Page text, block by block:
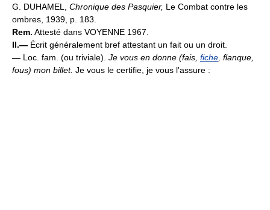
G. DUHAMEL, Chronique des Pasquier, Le Combat contre les
ombres, 1939, p. 183.
Rem. Attesté dans VOYENNE 1967.
II.— Écrit généralement bref attestant un fait ou un droit.
— Loc. fam. (ou triviale). Je vous en donne (fais, fiche , flanque,
fous) mon billet. Je vous le certifie, je vous l'assure :